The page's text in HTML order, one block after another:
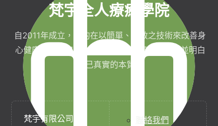
梵宇全人療癒學院
自2011年成立，目的在以簡單、有效之技術來改善身
心健康，協助完成生命目標與實現靈性生活，並明白
自己真實的本質。
梵宇有限公司
聯絡我們